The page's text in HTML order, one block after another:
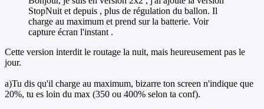
StopNuit et depuis , plus de régulation du ballon. Il
charge au maximum et prend sur la batterie. Voir
capture écran l'instant .
Cette version interdit le routage la nuit, mais heureusement pas le
jour.
a)Tu dis qu'il charge au maximum, bizarre ton screen n'indique que
20%, tu es loin du max (350 ou 400% selon ta conf).